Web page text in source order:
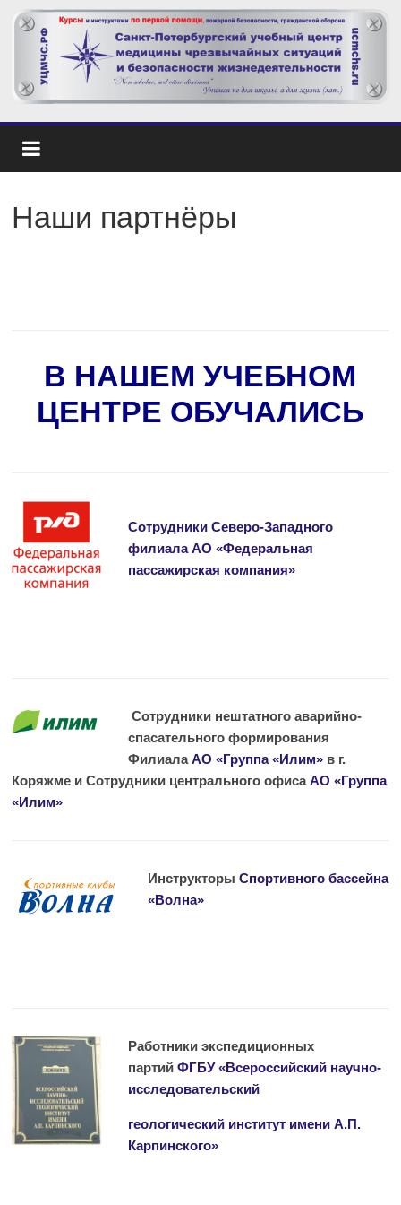
Наши партнёры
В НАШЕМ УЧЕБНОМ
ЦЕНТРЕ ОБУЧАЛИСЬ
Сотрудники Северо-Западного
филиала АО «Федеральная
пассажирская компания»
Сотрудники нештатного аварийно-
спасательного формирования
ФилиалаАО «Группа «Илим» в г.
Коряжме и Сотрудники центрального офисаАО «Группа
«Илим»
ИнструкторыСпортивного бассейна
«Волна»
Работники экспедиционных
партийФГБУ «Всероссийский научно-
исследовательский
геологический институт имени А.П.
Карпинского»